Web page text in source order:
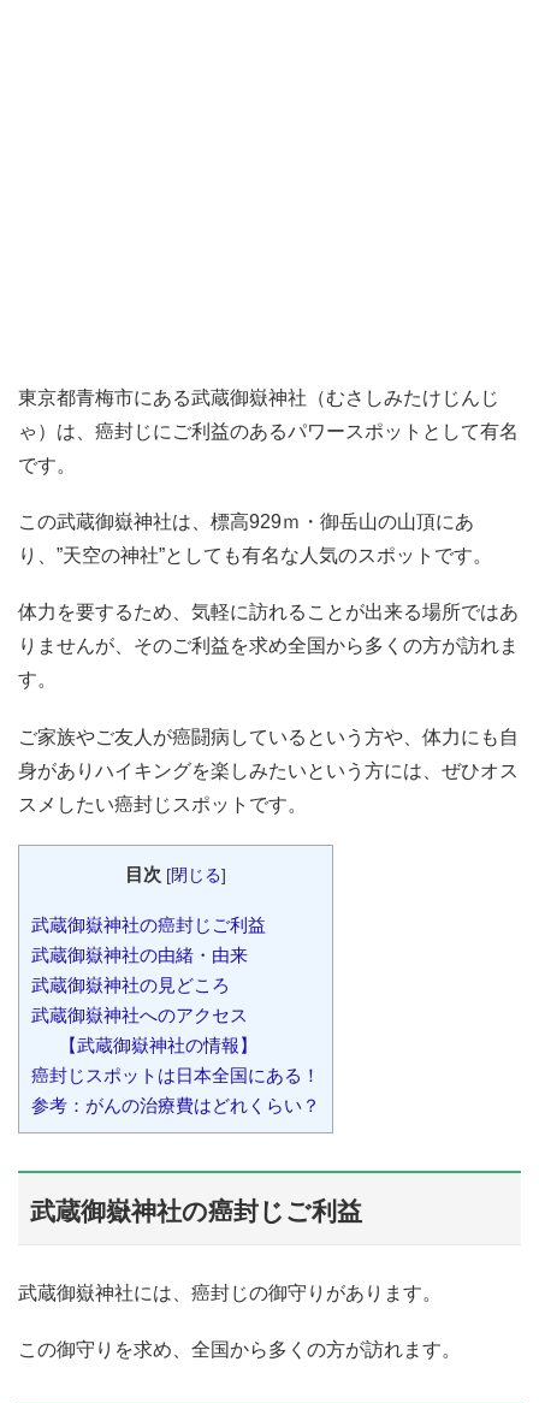
東京都青梅市にある武蔵御嶽神社（むさしみたけじんじ
ゃ）は、癌封じにご利益のあるパワースポットとして有名
です。
この武蔵御嶽神社は、標高929ｍ・御岳山の山頂にあ
り、”天空の神社”としても有名な人気のスポットです。
体力を要するため、気軽に訪れることが出来る場所ではあ
りませんが、そのご利益を求め全国から多くの方が訪れま
す。
ご家族やご友人が癌闘病しているという方や、体力にも自
身がありハイキングを楽しみたいという方には、ぜひオス
スメしたい癌封じスポットです。
目次 [閉じる]
武蔵御嶽神社の癌封じご利益
武蔵御嶽神社の由緒・由来
武蔵御嶽神社の見どころ
武蔵御嶽神社へのアクセス
【武蔵御嶽神社の情報】
癌封じスポットは日本全国にある！
参考：がんの治療費はどれくらい？
武蔵御嶽神社の癌封じご利益
武蔵御嶽神社には、癌封じの御守りがあります。
この御守りを求め、全国から多くの方が訪れます。